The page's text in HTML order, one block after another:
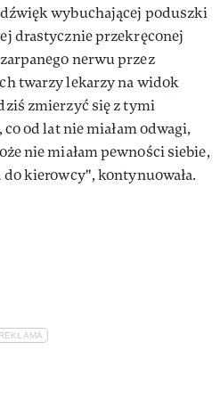
wybuchającej poduszki
drastycznie przekręconej
nerwu przez
twarzy lekarzy na widok
zmierzyć się z tymi
od lat nie miałam odwagi,
nie miałam pewności siebie,
kierowcy", kontynuowała.